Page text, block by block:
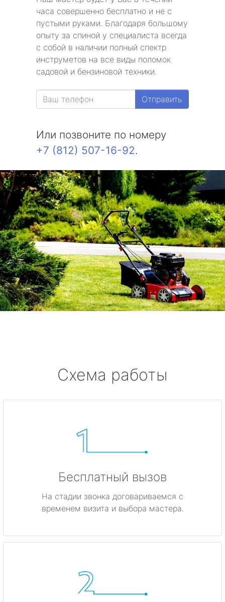
часа совершенно бесплатно и не с
пустыми руками. Благодаря большому
опыту за спиной у специалиста всегда
с собой в наличии полный спектр
инструметов на все виды поломок
садовой и бензиновой техники.
Отправить
Или позвоните по номеру
+7 (812) 507-16-92.
Схема работы
Бесплатный вызов
На стадии звонка договариваемся с
временем визита и выбора мастера.